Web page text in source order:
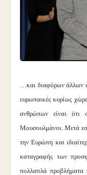
…και διαφόρων άλλων
ευρωπαικές κυρίως
ανθρώπων είναι ότι
Μουσουλμάνοι.Μετά
την Ευρώπη και
καταγραφής των
πολλαπλά προβλήματα